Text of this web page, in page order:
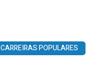
CARREIRAS POPULARES